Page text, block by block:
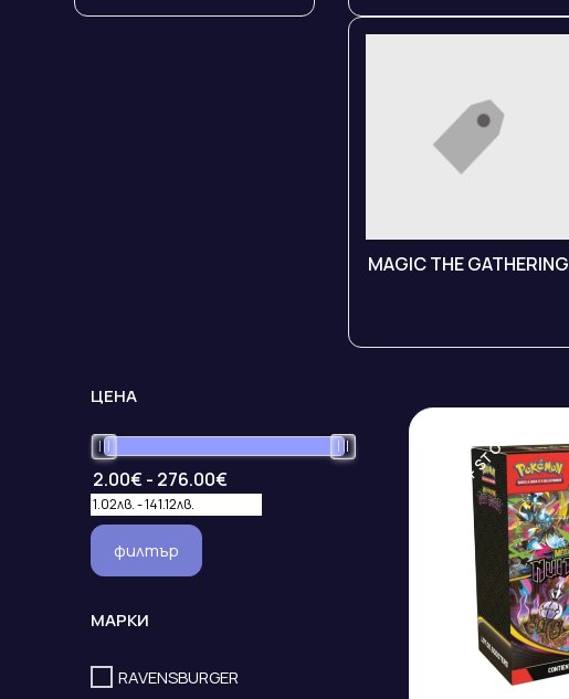
MAGIC THE GATHERING
ЦЕНА
филтър
МАРКИ
RAVENSBURGER
OUT OF STOCK